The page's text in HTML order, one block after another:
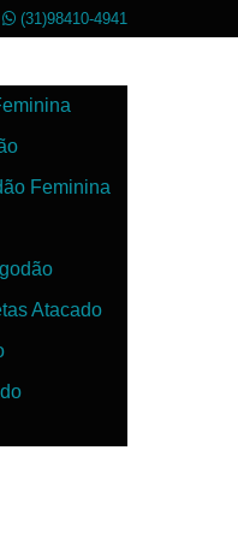
(31)98410-4941
Feminina
Atacado